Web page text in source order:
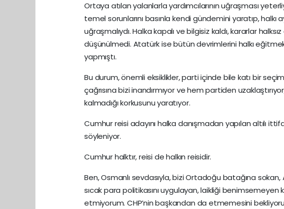
Ortaya atılan yalanlarla yardımcılarının uğraşması
temel sorunlarını basınla kendi gündemini yaratıp,
uğraşmalıydı. Halka kapalı ve bilgisiz kaldı, kararlar
düşünülmedi. Atatürk ise bütün devrimlerini halkı
yapmıştı.
Bu durum, önemli eksiklikler, parti içinde bile katı bir
çağrısına bizi inandırmıyor ve hem partiden
kalmadığı korkusunu yaratıyor.
Cumhur reisi adayını halka danışmadan yapılan altılı
söyleniyor.
Cumhur halktır, reisi de halkın reisidir.
Ben, Osmanlı sevdasıyla, bizi Ortadoğu batağına sokan,
sıcak para politikasını uygulayan, laikliği
etmiyorum. CHP’nin başkandan da etmemesini